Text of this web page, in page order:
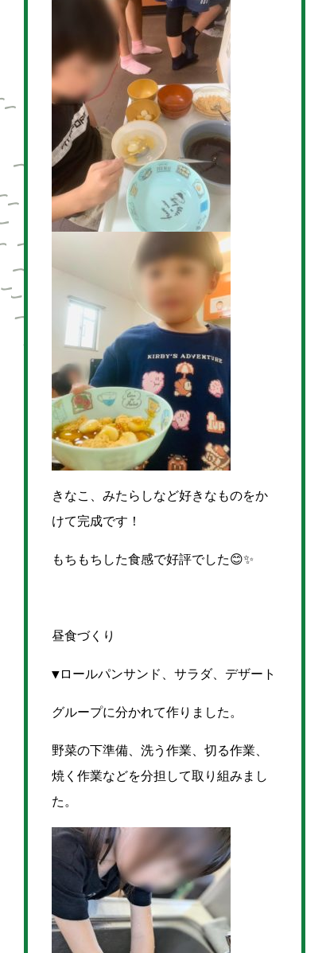
きなこ、みたらしなど好きなものをか
けて完成です！
もちもちした食感で好評でした😊✨
昼食づくり
▼ロールパンサンド、サラダ、デザート
グループに分かれて作りました。
野菜の下準備、洗う作業、切る作業、
焼く作業などを分担して取り組みまし
た。